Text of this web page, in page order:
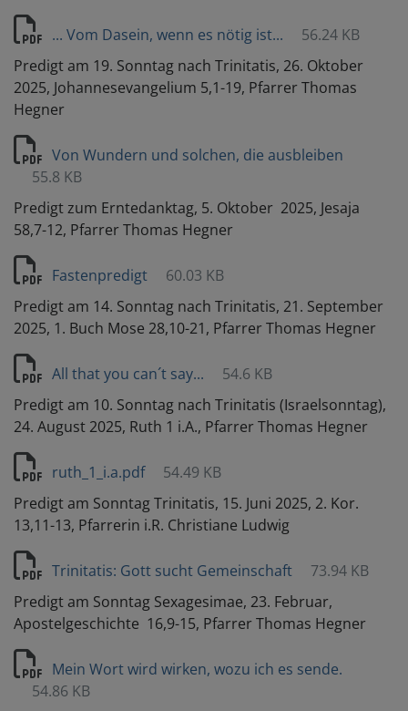
... Vom Dasein, wenn es nötig ist...
56.24 KB
Predigt am 19. Sonntag nach Trinitatis, 26. Oktober
2025, Johannesevangelium 5,1-19, Pfarrer Thomas
Hegner
Von Wundern und solchen, die ausbleiben
55.8 KB
Predigt zum Erntedanktag, 5. Oktober 2025, Jesaja
58,7-12, Pfarrer Thomas Hegner
Fastenpredigt
60.03 KB
Predigt am 14. Sonntag nach Trinitatis, 21. September
2025, 1. Buch Mose 28,10-21, Pfarrer Thomas Hegner
All that you can´t say...
54.6 KB
Predigt am 10. Sonntag nach Trinitatis (Israelsonntag),
24. August 2025, Ruth 1 i.A., Pfarrer Thomas Hegner
ruth_1_i.a.pdf
54.49 KB
Predigt am Sonntag Trinitatis, 15. Juni 2025, 2. Kor.
13,11-13, Pfarrerin i.R. Christiane Ludwig
Trinitatis: Gott sucht Gemeinschaft
73.94 KB
Predigt am Sonntag Sexagesimae, 23. Februar,
Apostelgeschichte 16,9-15, Pfarrer Thomas Hegner
Mein Wort wird wirken, wozu ich es sende.
54.86 KB